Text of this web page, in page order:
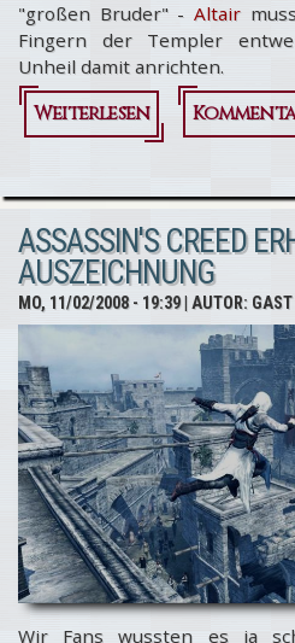
"großen Bruder" - Altair
Fingern der Templer
Unheil damit anrichten.
Weiterlesen
über
Creed
auf dem
DS - neue
Infos
zum
Spiel
ASSASSIN'S CREED
AUSZEICHNUNG
MO, 11/02/2008 - 19:39| AUTOR: GAST
Wir Fans wussten es ja